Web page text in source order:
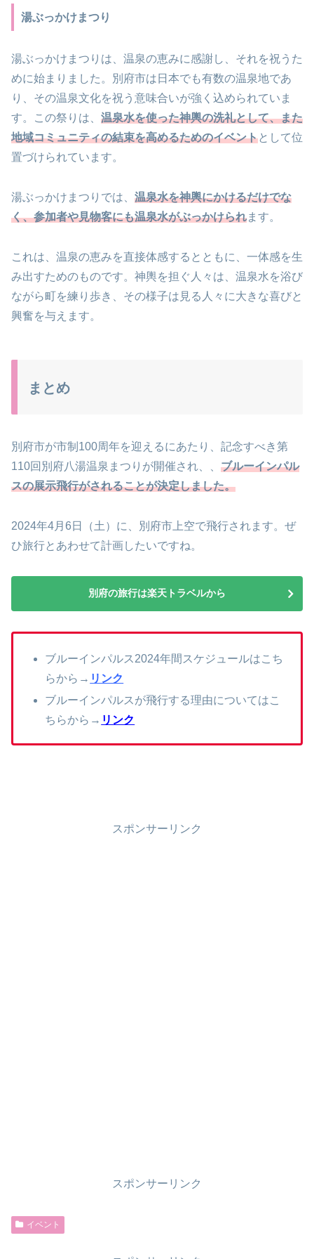
湯ぶっかけまつり
湯ぶっかけまつりは、温泉の恵みに感謝し、それを祝うた
めに始まりました。別府市は日本でも有数の温泉地であ
り、その温泉文化を祝う意味合いが強く込められていま
す。この祭りは、 温泉水を使った神輿の洗礼として、また
地域コミュニティの結束を高めるためのイベントとして位
置づけられています。
湯ぶっかけまつりでは、 温泉水を神輿にかけるだけでな
く、参加者や見物客にも温泉水がぶっかけられます。
これは、温泉の恵みを直接体感するとともに、一体感を生
み出すためのものです。神輿を担ぐ人々は、温泉水を浴び
ながら町を練り歩き、その様子は見る人々に大きな喜びと
興奮を与えます。
まとめ
別府市が市制100周年を迎えるにあたり、記念すべき第
110回別府八湯温泉まつりが開催され、、 ブルーインパル
スの展示飛行がされることが決定しました。
2024年4月6日（土）に、別府市上空で飛行されます。ぜ
ひ旅行とあわせて計画したいですね。
別府の旅行は楽天トラベルから
ブルーインパルス2024年間スケジュールはこち
らから→ リンク
ブルーインパルスが飛行する理由についてはこ
ちらから→ リンク
スポンサーリンク
スポンサーリンク
イベント